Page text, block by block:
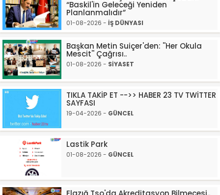
“Baskil'in Geleceği Yeniden
Planlanmalıdır”
01-08-2026 - İŞ DÜNYASI
Başkan Metin Suiçer'den: ''Her Okula
Mescit'' Çağrısı..
01-08-2026 - SİYASET
TIKLA TAKİP ET -->> HABER 23 TV TWİTTER
SAYFASI
19-04-2026 - GÜNCEL
Lastik Park
01-08-2026 - GÜNCEL